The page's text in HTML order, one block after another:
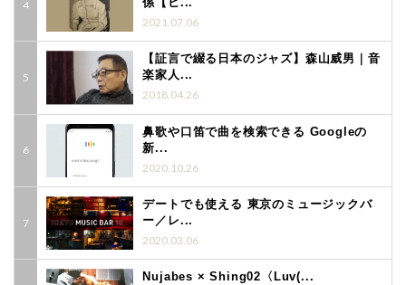
2021.07.06
【証言で綴る日本のジャズ】森山威男｜音
楽家人...
2018.04.26
鼻歌や口笛で曲を検索できる Googleの
新...
2020.10.26
デートでも使える 東京のミュージックバ
ー／レ...
2020.03.06
Nujabes × Shing02〈Luv(...